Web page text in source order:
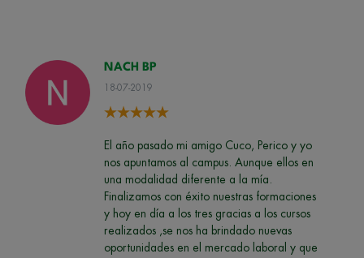
NACH BP
18-07-2019
El año pasado mi amigo Cuco, Perico y yo
nos apuntamos al campus. Aunque ellos en
una modalidad diferente a la mía.
Finalizamos con éxito nuestras formaciones
y hoy en día a los tres gracias a los cursos
realizados ,se nos ha brindado nuevas
oportunidades en el mercado laboral y que